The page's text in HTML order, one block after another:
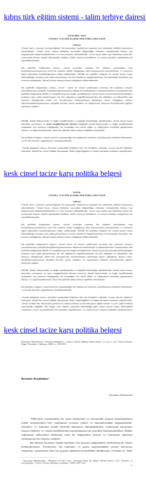
kıbrıs türk eğitim sistemi - talim terbiye
kesk cinsel tacize karşı politika belgesi
kesk cinsel tacize karşı politika belgesi